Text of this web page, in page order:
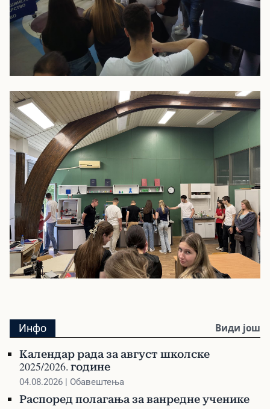
Инфо Види још
Календар рада за август школске
2025/2026. године
04.08.2026 | Обавештења
Распоред полагања за ванредне ученике